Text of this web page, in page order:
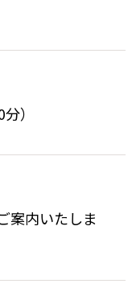
）
案内いたしま